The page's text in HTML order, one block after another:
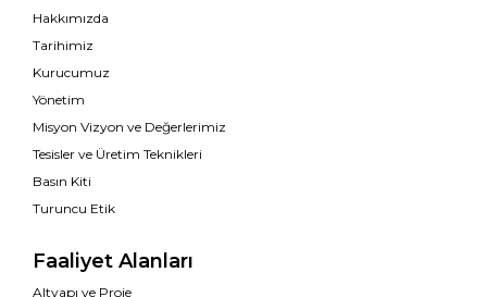
Hakkımızda
Tarihimiz
Kurucumuz
Yönetim
Misyon Vizyon ve Değerlerimiz
Tesisler ve Üretim Teknikleri
Basın Kiti
Turuncu Etik
Faaliyet Alanları
Altyapı ve Proje